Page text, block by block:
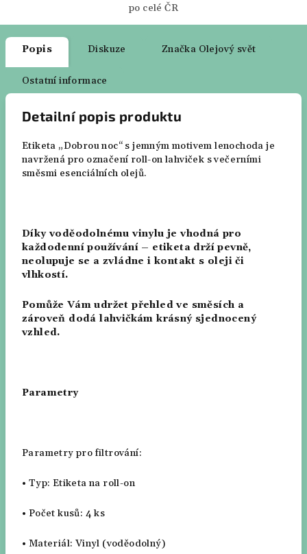
po celé ČR
Popis Diskuze Značka Olejový svět
Ostatní informace
Detailní popis produktu
Etiketa „Dobrou noc“ s jemným motivem lenochoda je
navržená pro označení roll-on lahviček s večerními
směsmi esenciálních olejů.
Díky voděodolnému vinylu je vhodná pro
každodenní používání – etiketa drží pevně,
neolupuje se a zvládne i kontakt s oleji či
vlhkostí.
Pomůže Vám udržet přehled ve směsích a
zároveň dodá lahvičkám krásný sjednocený
vzhled.
Parametry
Parametry pro filtrování:
• Typ: Etiketa na roll-on
• Počet kusů: 4 ks
• Materiál: Vinyl (voděodolný)